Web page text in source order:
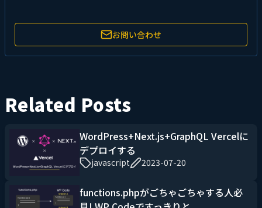
お問い合わせ
Related Posts
WordPress+Next.js+GraphQL Vercelに
デプロイする
javascript 2023-07-20
functions.phpがごちゃごちゃする人必